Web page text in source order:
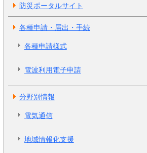
防災ポータルサイト
各種申請・届出・手続
各種申請様式
電波利用電子申請
分野別情報
電気通信
地域情報化支援